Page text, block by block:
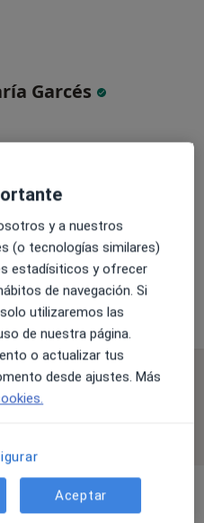
Garcés
y a nuestros
(o tecnologías similares)
estadísiticos y ofrecer
de navegación. Si
utilizaremos las
de nuestra página.
o actualizar tus
desde ajustes. Más
Aceptar